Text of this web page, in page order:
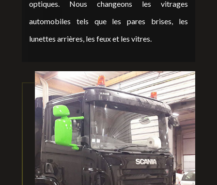
optiques. Nous changeons les vitrages
automobiles tels que les pares brises, les
lunettes arrières, les feux et les vitres.